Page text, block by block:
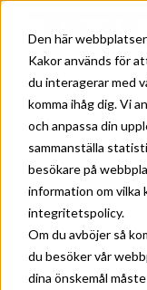
Den här
Kakor används för
du interagerar med
komma ihåg dig. Vi
och anpassa din
sammanställa
besökare på
information om vilka
integritetspolicy.
Om du avböjer så
du besöker vår
dina önskemål
Skip to main